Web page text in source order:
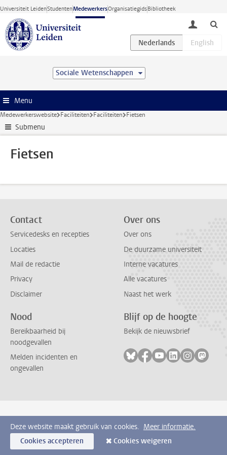
Ga direct naar de inhoud
Universiteit LeidenStudentenMedewerkersOrganisatiegidsBibliotheek
toggle
Sociale Wetenschappen
Menu
Medewerkerswebsite Faciliteiten Faciliteiten Fietsen
Submenu
Fietsen
Contact
Servicedesks en recepties
Locaties
Mail de redactie
Privacy
Disclaimer
Over ons
Over ons
De duurzame universiteit
Interne vacatures
Alle vacatures
Naast het werk
Nood
Bereikbaarheid bij
noodgevallen
Melden incidenten en
ongevallen
Blijf op de hoogte
Bekijk de nieuwsbrief
Volg ons op bluesky
Volg ons op facebook
Volg ons op
Volg ons op
Volg ons
Volg
Deze website maakt gebruik van cookies. Meer informatie.
Cookies accepteren
Cookies weigeren